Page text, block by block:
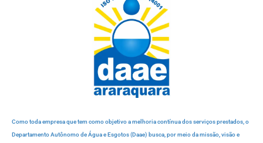
Como toda empresa que tem como objetivo a melhoria contínua dos serviços prestados, o
Departamento Autônomo de Água e Esgotos (Daae) busca, por meio da missão, visão e